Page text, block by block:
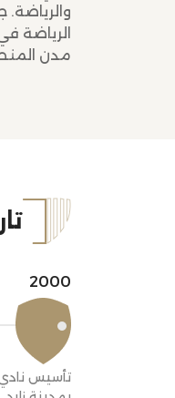
والرياضة.
الرياضة
مدن
2000
تأسيس